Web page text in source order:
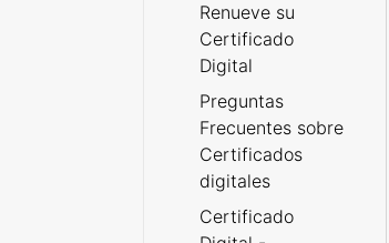
Renueve su
Certificado
Digital
Preguntas
Frecuentes sobre
Certificados
digitales
Certificado